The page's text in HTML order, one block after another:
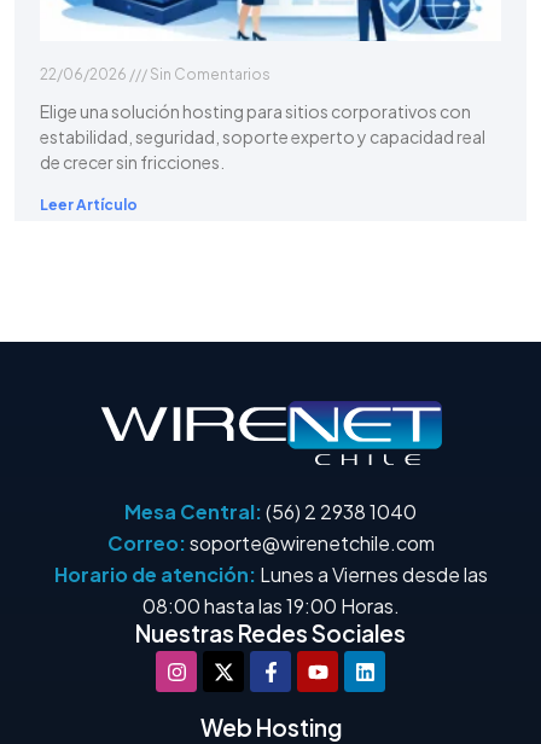
22/06/2026 Sin Comentarios
Elige una solución hosting para sitios corporativos con
estabilidad, seguridad, soporte experto y capacidad real
de crecer sin fricciones.
Leer Artículo
Mesa Central:(56) 2 2938 1040
Correo:soporte@wirenetchile.com
Horario de atención: Lunes a Viernes desde las
08:00 hasta las 19:00 Horas.
Nuestras Redes Sociales
Web Hosting